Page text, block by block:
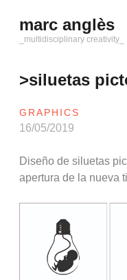
al
contenido
marc anglès
_multidisciplinary creativity_
>siluetas
GRAPHICS
16/05/2019
Diseño de siluetas
apertura de la nueva